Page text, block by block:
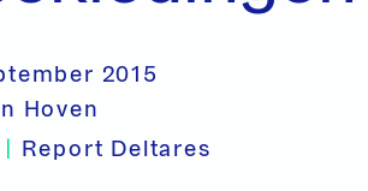
2015
Hoven
Report Deltares